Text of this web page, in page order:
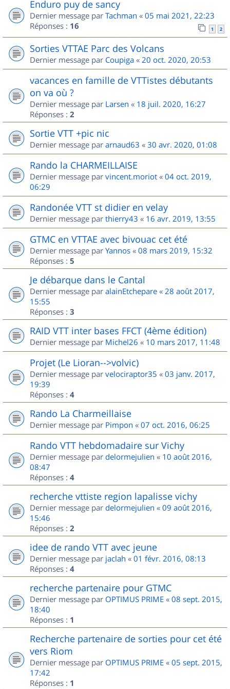
Enduro puy de sancy
Dernier message par Tachman « 05 mai 2021, 22:23
Réponses : 16 1 2
Sorties VTTAE Parc des Volcans
Dernier message par Coupiga « 20 oct. 2020, 20:53
vacances en famille de VTTistes débutants
on va où ?
Dernier message par Larsen « 18 juil. 2020, 16:27
Réponses : 2
Sortie VTT +pic nic
Dernier message par arnaud63 « 30 avr. 2020, 01:08
Rando la CHARMEILLAISE
Dernier message par vincent.moriot « 04 oct. 2019,
06:29
Randonée VTT st didier en velay
Dernier message par thierry43 « 16 avr. 2019, 13:55
GTMC en VTTAE avec bivouac cet été
Dernier message par Yannos « 08 mars 2019, 15:32
Réponses : 5
Je débarque dans le Cantal
Dernier message par alainEtchepare « 28 août 2017,
15:55
Réponses : 3
RAID VTT inter bases FFCT (4ème édition)
Dernier message par Michel26 « 10 mars 2017, 11:48
Projet (Le Lioran-->volvic)
Dernier message par velociraptor35 « 03 janv. 2017,
19:39
Réponses : 4
Rando La Charmeillaise
Dernier message par Pimpon « 07 oct. 2016, 06:25
Rando VTT hebdomadaire sur Vichy
Dernier message par delormejulien « 10 août 2016,
08:47
Réponses : 4
recherche vttiste region lapalisse vichy
Dernier message par delormejulien « 09 août 2016,
15:46
Réponses : 2
idee de rando VTT avec jeune
Dernier message par jaclah « 01 févr. 2016, 08:13
Réponses : 4
recherche partenaire pour GTMC
Dernier message par OPTIMUS PRIME « 08 sept. 2015,
18:40
Réponses : 1
Recherche partenaire de sorties pour cet été
vers Riom
Dernier message par OPTIMUS PRIME « 05 sept. 2015,
17:42
Réponses : 1